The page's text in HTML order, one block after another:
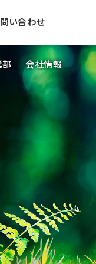
い合わせ
会社情報